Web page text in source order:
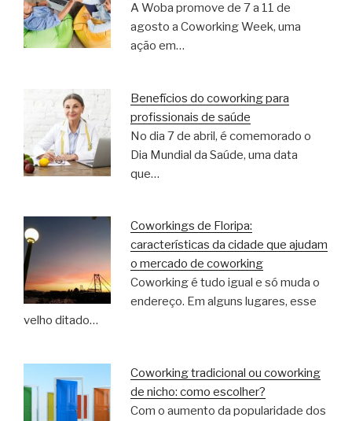
A Woba promove de 7 a 11 de
agosto a Coworking Week, uma
ação em…
Benefícios do coworking para
profissionais de saúde
No dia 7 de abril, é comemorado o
Dia Mundial da Saúde, uma data
que…
Coworkings de Floripa:
características da cidade que ajudam
o mercado de coworking
Coworking é tudo igual e só muda o
endereço. Em alguns lugares, esse
velho ditado…
Coworking tradicional ou coworking
de nicho: como escolher?
Com o aumento da popularidade dos